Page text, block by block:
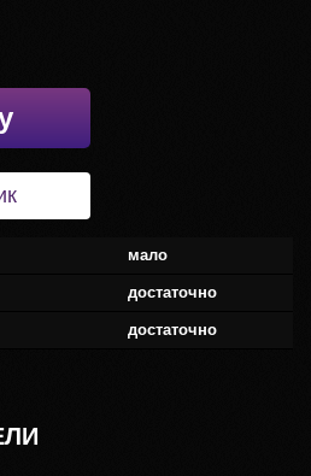
мало
достаточно
достаточно